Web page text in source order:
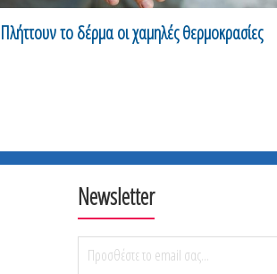
Πλήττουν το δέρμα οι χαμηλές θερμοκρασίες
Newsletter